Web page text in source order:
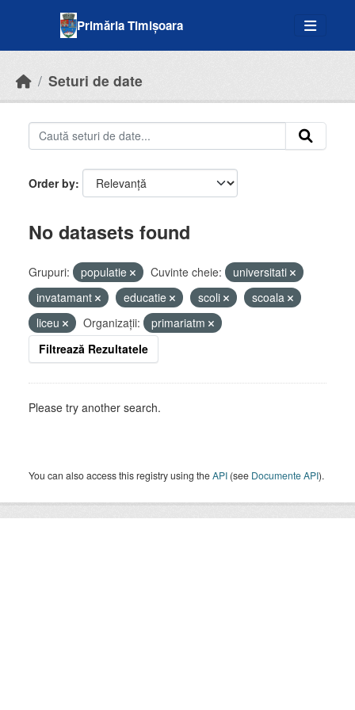
Primăria Timișoara
Seturi de date
Order by
No datasets found
Grupuri: populatie Cuvinte cheie:
universitati
invatamant
educatie scoli
scoala
liceu
Organizații:
primariatm
Filtrează Rezultatele
Please try another search.
You can also access this registry using theAPI (see Documente API).